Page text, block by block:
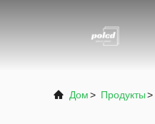
Дом> Продукты>